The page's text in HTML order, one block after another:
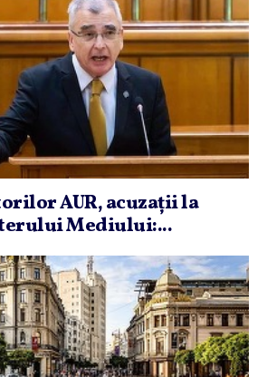
AUR, acuzaţii la
Mediului:...